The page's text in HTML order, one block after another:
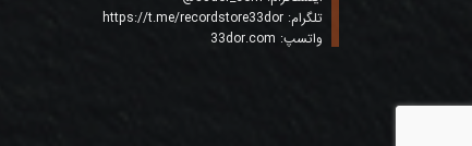
تلگرام: https://t.me/recordstore33dor
واتسپ: 33dor.com